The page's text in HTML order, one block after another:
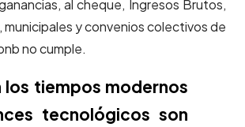
al cheque, Ingresos Brutos,
municipales y convenios colectivos de
no cumple.
los tiempos modernos
tecnológicos son